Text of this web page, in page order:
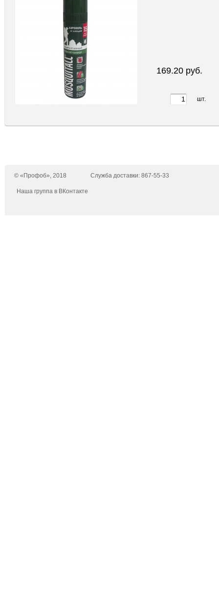
169.20 руб.
шт.
© «Профоб», 2018 Служба доставки: 867-55-33
Наша группа в ВКонтакте